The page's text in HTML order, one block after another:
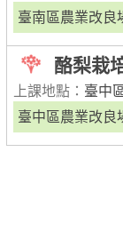
臺南區農業改良
酪梨栽
上課地點： 臺中
臺中區農業改良